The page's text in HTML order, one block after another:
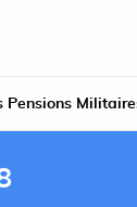
Pensions